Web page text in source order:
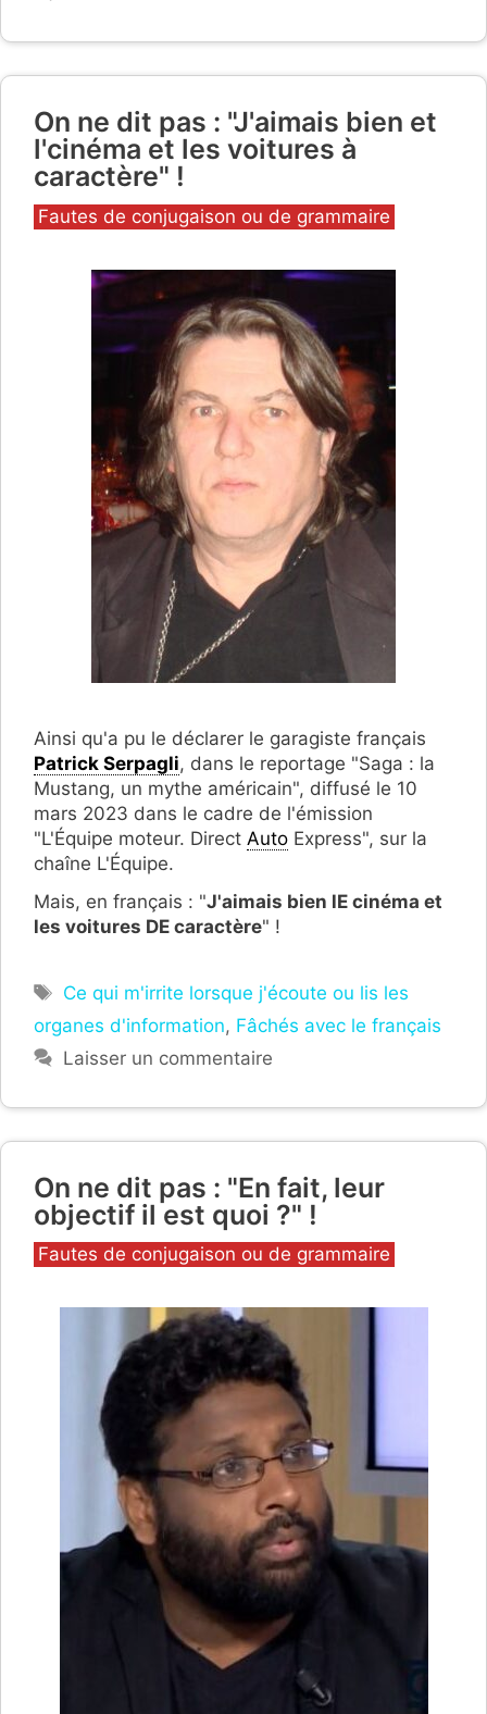
On ne dit pas : "J'aimais bien et
l'cinéma et les voitures à
caractère" !
Catégories
Fautes de conjugaison ou de grammaire
Ainsi qu'a pu le déclarer le garagiste français
Patrick Serpagli, dans le reportage "Saga : la
Mustang, un mythe américain", diffusé le 10
mars 2023 dans le cadre de l'émission
"L'Équipe moteur. Direct Auto Express", sur la
chaîne L'Équipe.
Mais, en français : "J'aimais bien lE cinéma et
les voitures DE caractère" !
Étiquettes
Ce qui m'irrite lorsque j'écoute ou lis les
organes d'information, Fâchés avec le français
Laisser un commentaire
On ne dit pas : "En fait, leur
objectif il est quoi ?" !
Catégories
Fautes de conjugaison ou de grammaire